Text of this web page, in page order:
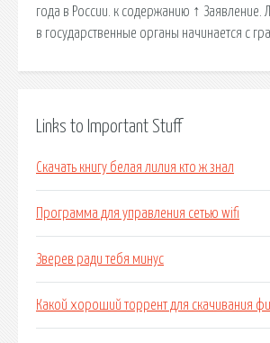
года в России. к содержанию ↑
в государственные органы начинается с
Links to Important Stuff
Скачать книгу белая лилия кто ж знал
Программа для управления сетью wifi
Зверев ради тебя минус
Какой хороший торрент для скачивания